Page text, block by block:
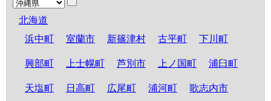
北海道
浜中町
室蘭市 新篠津村 古平町 下川町
興部町 上士幌町 芦別市 上ノ国町 浦臼町
天塩町 日高町 広尾町 浦河町 歌志内市